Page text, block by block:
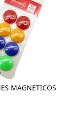
MAGNETICOS